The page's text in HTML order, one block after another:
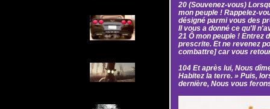
20 (Souvenez-vous)
mon peuple ! Rappelez-
désigné parmi vous des
Il vous a donné ce qu'Il
21 Ô mon peuple ! Entrez
prescrite. Et ne revenez
combattre] car vous
104 Et après lui, Nous
Habitez la terre. » Puis,
dernière, Nous vous